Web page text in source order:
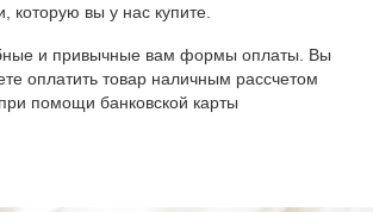
которую вы у нас купите.
и привычные вам формы оплаты. Вы
оплатить товар наличным рассчетом
помощи банковской карты